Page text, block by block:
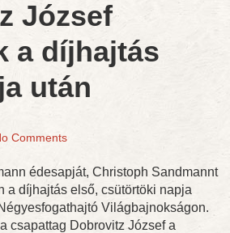
József
a díjhajtás
után
Comments
édesapját, Christoph Sandmannt
a díjhajtás első, csütörtöki napja
Világbajnokságon.
csapattag Dobrovitz József a